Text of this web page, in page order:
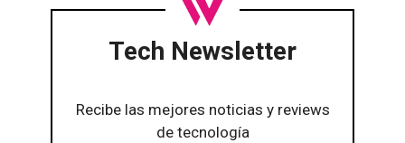
Tech Newsletter
Recibe las mejores noticias y reviews
de tecnología